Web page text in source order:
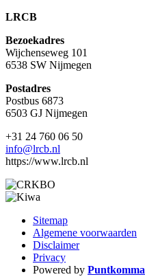
LRCB
Bezoekadres
Wijchenseweg 101
6538 SW Nijmegen
Postadres
Postbus 6873
6503 GJ Nijmegen
+31 24 760 06 50
info@lrcb.nl
https://www.lrcb.nl
Sitemap
Algemene voorwaarden
Disclaimer
Privacy
Powered by Puntkomma